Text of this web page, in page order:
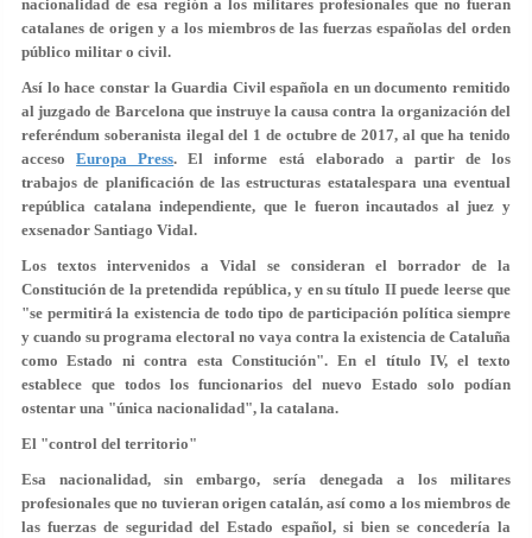
nacionalidad de esa región a los militares profesionales que no fueran
catalanes de origen y a los miembros de las fuerzas españolas del orden
público militar o civil.
Así lo hace constar la Guardia Civil española en un documento remitido
al juzgado de Barcelona que instruye la causa contra la organización del
referéndum soberanista ilegal del 1 de octubre de 2017, al que ha tenido
accesoEuropa Press. El informe está elaborado a partir de los
trabajos de planificación de las estructuras estatalespara una eventual
república catalana independiente, que le fueron incautados al juez y
exsenador Santiago Vidal.
Los textos intervenidos a Vidal se consideran el borrador de la
Constitución de la pretendida república, y en su título II puede leerse que
"se permitirá la existencia de todo tipo de participación política siempre
y cuando su programa electoral no vaya contra la existencia de Cataluña
como Estado ni contra esta Constitución". En el título IV, el texto
establece que todos los funcionarios del nuevo Estado solo podían
ostentar una "única nacionalidad", la catalana.
El "control del territorio"
Esa nacionalidad, sin embargo, sería denegada a los militares
profesionales que no tuvieran origen catalán, así como a los miembros de
las fuerzas de seguridad del Estado español, si bien se concedería la